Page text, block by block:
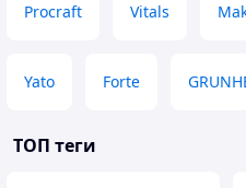
Procraft Vitals
Yato Forte
ТОП теги